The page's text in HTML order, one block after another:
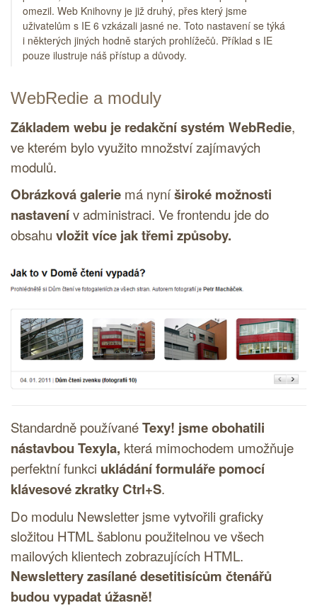
omezil. Web Knihovny je již druhý, přes který jsme
uživatelům s IE 6 vzkázali jasné ne. Toto nastavení se týká
i některých jiných hodně starých prohlížečů. Příklad s IE
pouze ilustruje náš přístup a důvody.
WebRedie a moduly
Základem webu je redakční systém WebRedie,
ve kterém bylo využito množství zajímavých
modulů.
Obrázková galerie má nyníširoké možnosti
nastavenív administraci. Ve frontendu jde do
obsahu vložit více jak třemi způsoby.
Standardně používanéTexy! jsme obohatili
nástavbou Texyla, která mimochodem umožňuje
perfektní funkci ukládání formuláře pomocí
klávesové zkratky Ctrl+S.
Do modulu Newsletter jsme vytvořili graficky
složitou HTMLšablonu použitelnou ve všech
mailových klientech zobrazujících HTML.
Newslettery zasílané desetitisícům čtenářů
budou vypadat úžasně!